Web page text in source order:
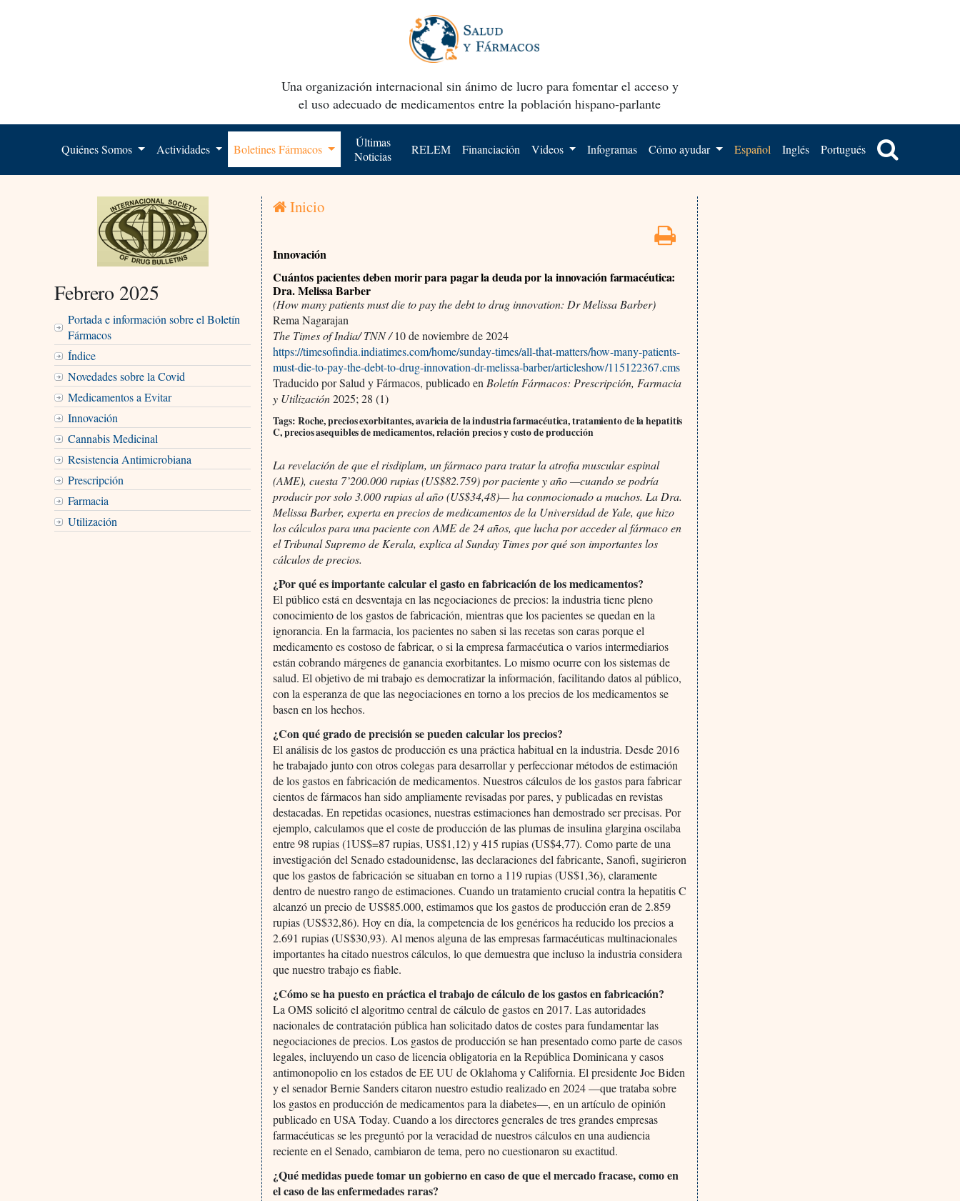
Una organización internacional sin ánimo de lucro para fomentar el acceso y
el uso adecuado de medicamentos entre la población hispano-parlante
Quiénes Somos Actividades Boletines Fármacos
Últimas
Noticias
RELEM Financiación Videos Infogramas Cómo ayudar Español Inglés Portugués
Febrero 2025
Portada e información sobre el Boletín
Fármacos
Índice
Novedades sobre la Covid
Medicamentos a Evitar
Innovación
Cannabis Medicinal
Resistencia Antimicrobiana
Prescripción
Farmacia
Utilización
Inicio
Innovación
Cuántos pacientes deben morir para pagar la deuda por la innovación farmacéutica:
Dra. Melissa Barber
(How many patients must die to pay the debt to drug innovation: Dr Melissa Barber)
Rema Nagarajan
The Times of India/ TNN /10 de noviembre de 2024
https://timesofindia.indiatimes.com/home/sunday-times/all-that-matters/how-many-patients-
must-die-to-pay-the-debt-to-drug-innovation-dr-melissa-barber/articleshow/115122367.cms
Traducido por Salud y Fármacos, publicado enBoletín Fármacos: Prescripción, Farmacia
y Utilización2025; 28 (1)
Tags: Roche, precios exorbitantes, avaricia de la industria farmacéutica, tratamiento de la hepatitis
C, precios asequibles de medicamentos, relación precios y costo de producción
La revelación de que el risdiplam, un fármaco para tratar la atrofia muscular espinal
(AME), cuesta 7’200.000 rupias (US$82.759) por paciente y año —cuando se podría
producir por solo 3.000 rupias al año (US$34,48)— ha conmocionado a muchos. La Dra.
Melissa Barber, experta en precios de medicamentos de la Universidad de Yale, que hizo
los cálculos para una paciente con AME de 24 años, que lucha por acceder al fármaco en
el Tribunal Supremo de Kerala, explica al Sunday Times por qué son importantes los
cálculos de precios.
¿Por qué es importante calcular el gasto en fabricación de los medicamentos?
El público está en desventaja en las negociaciones de precios: la industria tiene pleno
conocimiento de los gastos de fabricación, mientras que los pacientes se quedan en la
ignorancia. En la farmacia, los pacientes no saben si las recetas son caras porque el
medicamento es costoso de fabricar, o si la empresa farmacéutica o varios intermediarios
están cobrando márgenes de ganancia exorbitantes. Lo mismo ocurre con los sistemas de
salud. El objetivo de mi trabajo es democratizar la información, facilitando datos al público,
con la esperanza de que las negociaciones en torno a los precios de los medicamentos se
basen en los hechos.
¿Con qué grado de precisión se pueden calcular los precios?
El análisis de los gastos de producción es una práctica habitual en la industria. Desde 2016
he trabajado junto con otros colegas para desarrollar y perfeccionar métodos de estimación
de los gastos en fabricación de medicamentos. Nuestros cálculos de los gastos para fabricar
cientos de fármacos han sido ampliamente revisadas por pares, y publicadas en revistas
destacadas. En repetidas ocasiones, nuestras estimaciones han demostrado ser precisas. Por
ejemplo, calculamos que el coste de producción de las plumas de insulina glargina oscilaba
entre 98 rupias (1US$=87 rupias, US$1,12) y 415 rupias (US$4,77). Como parte de una
investigación del Senado estadounidense, las declaraciones del fabricante, Sanofi, sugirieron
que los gastos de fabricación se situaban en torno a 119 rupias (US$1,36), claramente
dentro de nuestro rango de estimaciones. Cuando un tratamiento crucial contra la hepatitis C
alcanzó un precio de US$85.000, estimamos que los gastos de producción eran de 2.859
rupias (US$32,86). Hoy en día, la competencia de los genéricos ha reducido los precios a
2.691 rupias (US$30,93). Al menos alguna de las empresas farmacéuticas multinacionales
importantes ha citado nuestros cálculos, lo que demuestra que incluso la industria considera
que nuestro trabajo es fiable.
¿Cómo se ha puesto en práctica el trabajo de cálculo de los gastos en fabricación?
La OMS solicitó el algoritmo central de cálculo de gastos en 2017. Las autoridades
nacionales de contratación pública han solicitado datos de costes para fundamentar las
negociaciones de precios. Los gastos de producción se han presentado como parte de casos
legales, incluyendo un caso de licencia obligatoria en la República Dominicana y casos
antimonopolio en los estados de EE UU de Oklahoma y California. El presidente Joe Biden
y el senador Bernie Sanders citaron nuestro estudio realizado en 2024 —que trataba sobre
los gastos en producción de medicamentos para la diabetes—, en un artículo de opinión
publicado en USA Today. Cuando a los directores generales de tres grandes empresas
farmacéuticas se les preguntó por la veracidad de nuestros cálculos en una audiencia
reciente en el Senado, cambiaron de tema, pero no cuestionaron su exactitud.
¿Qué medidas puede tomar un gobierno en caso de que el mercado fracase, como en
el caso de las enfermedades raras?